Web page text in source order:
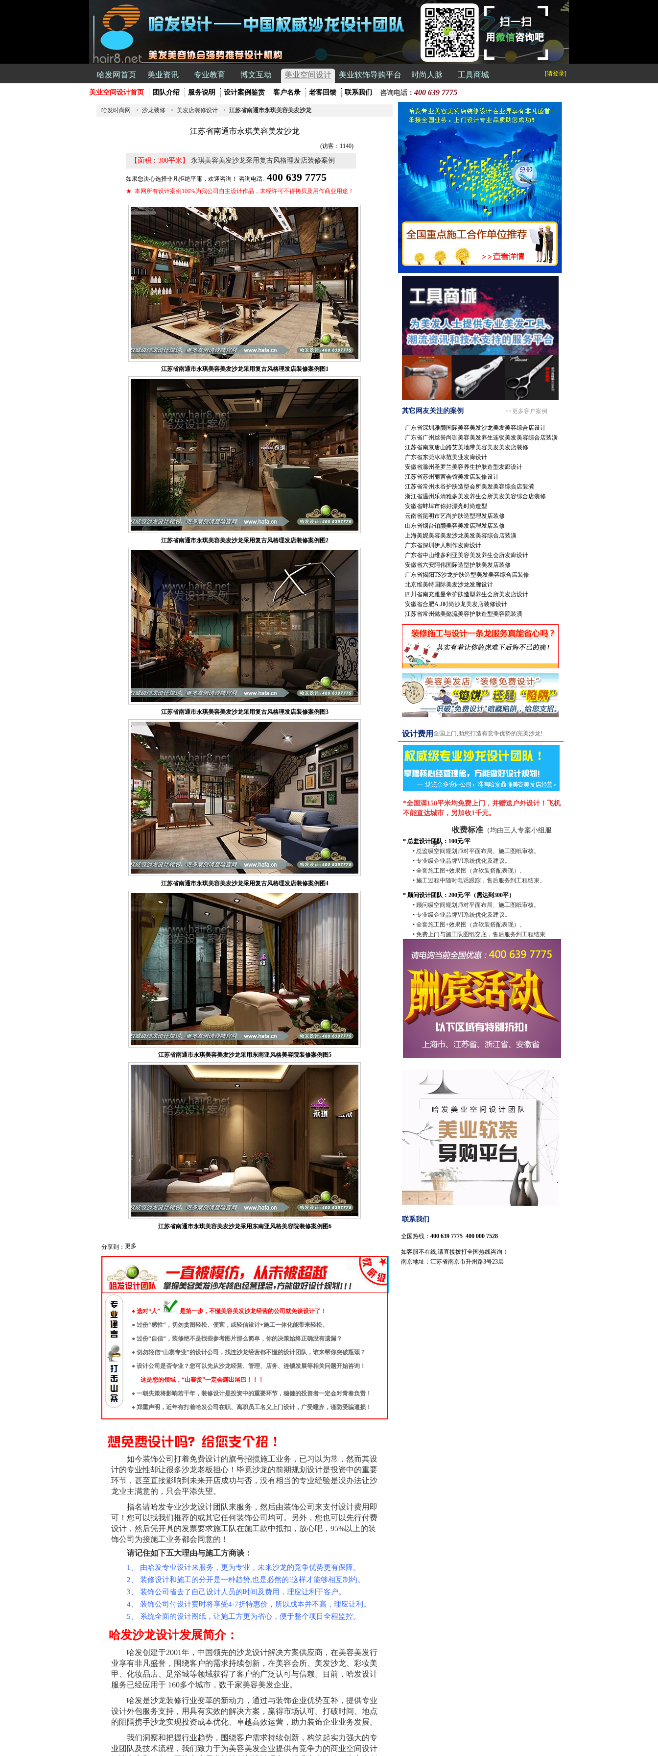
哈发网首页 美业资讯 专业教育 博文互动 美业空间设计 美业软饰导购平台 时尚人脉 工具商城 [请登录]
美业空间设计首页 团队介绍 服务说明 设计案例鉴赏 客户名录 老客回馈 联系我们 咨询电话：400 639 7775
哈发时尚网 -> 沙龙装修 -> 美发店装修设计 -> 江苏省南通市永琪美容美发沙龙
江苏省南通市永琪美容美发沙龙
(访客：1140)
【面积：300平米】 永琪美容美发沙龙采用复古风格理发店装修案例
如果您决心选择非凡拒绝平庸，欢迎咨询！ 咨询电话: 400 639 7775
★ 本网所有设计案例100%为我公司自主设计作品，未经许可不得拷贝及用作商业用途！
江苏省南通市永琪美容美发沙龙采用复古风格理发店装修案例图1
江苏省南通市永琪美容美发沙龙采用复古风格理发店装修案例图2
江苏省南通市永琪美容美发沙龙采用复古风格理发店装修案例图3
江苏省南通市永琪美容美发沙龙采用复古风格理发店装修案例图4
江苏省南通市永琪美容美发沙龙采用东南亚风格美容院装修案例图5
江苏省南通市永琪美容美发沙龙采用东南亚风格美容院装修案例图6
分享到： 更多
● 选对“人”
是第一步，不懂美容美发沙龙经营的公司就免谈设计了！
● 过份“感性“，切勿贪图轻松、便宜，或轻信设计+施工一体化能带来轻松。
● 过份“自信“，装修绝不是找些参考图片那么简单，你的决策始终正确没有遗漏？
● 切勿轻信“山寨专业”的设计公司，找连沙龙经营都不懂的设计团队，谁来帮你突破瓶颈？
● 设计公司是否专业？您可以先从沙龙经营、管理、店务、连锁发展等相关问题开始咨询！
这是您的领域，“山寨货”一定会露出尾巴！！！
● 一朝失策将影响若干年，装修设计是投资中的重要环节，稳健的投资者一定会对青春负责！
● 郑重声明，近年有打着哈发公司在职、离职员工名义上门设计，广受唾弃，谨防受骗遭损！
如今装饰公司打着免费设计的旗号招揽施工业务，已习以为常，然而其设
计的专业性却让很多沙龙老板担心！毕竟沙龙的前期规划设计是投资中的重要
环节，甚至直接影响到未来开店成功与否，没有相当的专业经验是没办法让沙
龙业主满意的，只会平添失望。
指名请哈发专业沙龙设计团队来服务，然后由装饰公司来支付设计费用即
可！您可以找我们推荐的或其它任何装饰公司均可。另外，您也可以先行付费
设计，然后凭开具的发票要求施工队在施工款中抵扣，放心吧，95%以上的装
饰公司为接施工业务都会同意的！
请记住如下五大理由与施工方商谈：
1、 由哈发专业设计来服务，更为专业，未来沙龙的竞争优势更有保障。
2、 装修设计和施工的分开是一种趋势,也是必然的!这样才能够相互制约。
3、 装饰公司省去了自己设计人员的时间及费用，理应让利于客户。
4、 装饰公司付设计费时将享受4-7折特惠价，所以成本并不高，理应让利。
5、 系统全面的设计图纸，让施工方更为省心，便于整个项目全程监控。
哈发沙龙设计发展简介：
哈发创建于2001年，中国领先的沙龙设计解决方案供应商，在美容美发行
业享有非凡盛誉，围绕客户的需求持续创新，在美容会所、美发沙龙、彩妆美
甲、化妆品店、足浴城等领域获得了客户的广泛认可与信赖。目前，哈发设计
服务已经应用于 160多个城市，数千家美容美发企业。
哈发是沙龙装修行业变革的新动力，通过与装饰企业优势互补，提供专业
设计外包服务支持，用具有实效的解决方案，赢得市场认可。打破时间、地点
的阻隔携手沙龙实现投资成本优化、卓越高效运营，助力装饰企业业务发展。
我们洞察和把握行业趋势，围绕客户需求持续创新，构筑起实力强大的专
业团队及技术流程，我们致力于为美容美发企业提供有竞争力的商业空间设计
>>更多客户案例
其它网友关注的案例
广东省深圳雅颜国际美容美发沙龙美发美容综合店设计
广东省广州丝誉尚咖美容美发养生连锁美发美容综合店装潢
江苏省南京唐山路艾美地带美容美发美发店装修
广东省东莞冰冰范美业发廊设计
安徽省滁州圣罗兰美容养生护肤造型发廊设计
江苏省苏州丽宫会馆美发店装修设计
江苏省常州水谷护肤造型会所美发美容综合店装潢
浙江省温州乐清雅多美发养生会所美发美容综合店装修
安徽省蚌埠市你好漂亮时尚造型
云南省昆明市艺尚护肤造型理发店装修
山东省烟台铂颜美容美发店理发店装修
上海美妮美容美发沙龙美发美容综合店装潢
广东省深圳伊人制作发廊设计
广东省中山维多利亚美容美发养生会所发廊设计
安徽省六安阿伟国际造型护肤美发店装修
广东省揭阳TS沙龙护肤造型美发美容综合店装修
北京维美特国际美发沙龙发廊设计
四川省南充雅曼帝护肤造型养生会所美发店设计
安徽省合肥A.J时尚沙龙美发店装修设计
江苏省常州懿美懿流美容护肤造型美容院装潢
设计费用 全国上门,助您打造有竞争优势的完美沙龙!
*全国满150平米均免费上门，并赠送户外设计！
飞机
不能直达城市，另加收1千元。
收费标准 （均由三人专案小组服
务）
* 总监设计团队： 100元/平
• 总监级空间规划师对平面布局、施工图纸审核。
• 专业级企业品牌VI系统优化及建议。
• 全套施工图+效果图（含软装搭配表现）。
• 施工过程中随时电话跟踪，售后服务到工程结束。
* 顾问设计团队： 200元/平（需达到300平）
• 顾问级空间规划师对平面布局、施工图纸审核。
• 专业级企业品牌VI系统优化及建议。
• 全套施工图+效果图（含软装搭配表现）。
• 免费上门与施工队图纸交底，售后服务到工程结束
联系我们
全国热线： 400 639 7775 400 000 7528
如客服不在线,请直接拨打全国热线咨询！
南京地址：江苏省南京市升州路3号23层